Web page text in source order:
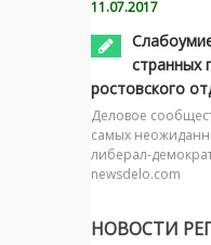
11.07.2017
странных
ростовского
Деловое
самых
либерал-
newsdelo.com
НОВОСТИ